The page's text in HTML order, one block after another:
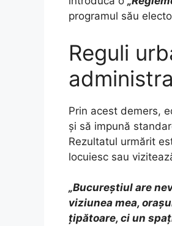
programul său
Reguli
Prin acest demers,
și să impună
Rezultatul urmărit
locuiesc sau
„Bucureștiul are
viziunea mea,
țipătoare, ci un